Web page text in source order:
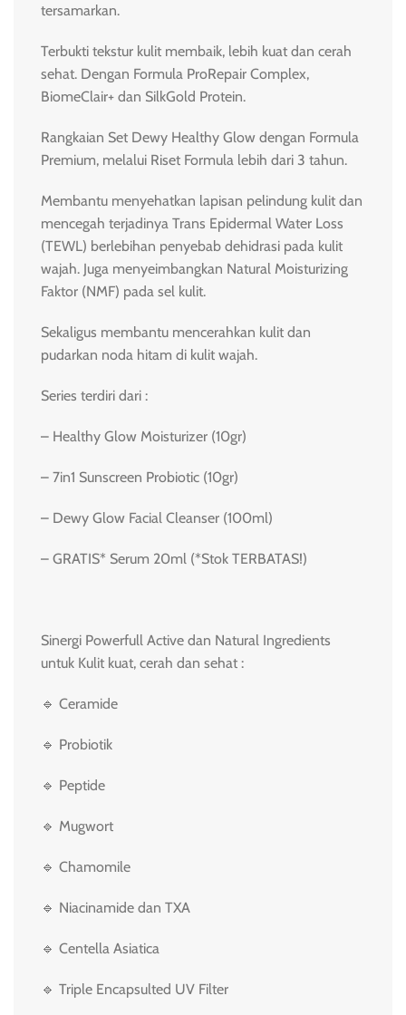
tersamarkan.
Terbukti tekstur kulit membaik, lebih kuat dan cerah
sehat. Dengan Formula ProRepair Complex,
BiomeClair+ dan SilkGold Protein.
Rangkaian Set Dewy Healthy Glow dengan Formula
Premium, melalui Riset Formula lebih dari 3 tahun.
Membantu menyehatkan lapisan pelindung kulit dan
mencegah terjadinya Trans Epidermal Water Loss
(TEWL) berlebihan penyebab dehidrasi pada kulit
wajah. Juga menyeimbangkan Natural Moisturizing
Faktor (NMF) pada sel kulit.
Sekaligus membantu mencerahkan kulit dan
pudarkan noda hitam di kulit wajah.
Series terdiri dari :
– Healthy Glow Moisturizer (10gr)
– 7in1 Sunscreen Probiotic (10gr)
– Dewy Glow Facial Cleanser (100ml)
– GRATIS* Serum 20ml (*Stok TERBATAS!)
Sinergi Powerfull Active dan Natural Ingredients
untuk Kulit kuat, cerah dan sehat :
🔹 Ceramide
🔹 Probiotik
🔹 Peptide
🔹 Mugwort
🔹 Chamomile
🔹 Niacinamide dan TXA
🔹 Centella Asiatica
🔹 Triple Encapsulted UV Filter